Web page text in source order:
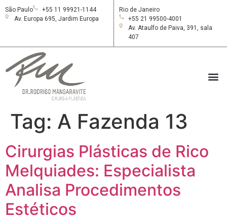
São Paulo
+55 11 99921-1144
Av. Europa 695, Jardim Europa
Rio de Janeiro
+55 21 99500-4001
Av. Ataulfo de Paiva, 391, sala
407
Tag: A Fazenda 13
Cirurgias Plásticas de Rico
Melquiades: Especialista
Analisa Procedimentos
Estéticos